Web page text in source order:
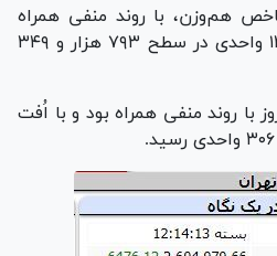
هم‌وزن، با روند منفی همراه
بود و با رشد یک هزار و ۱۳۶ واحدی در سطح ۷۹۳ هزار و ۳۴۹
با روند منفی همراه بود و با اُفت